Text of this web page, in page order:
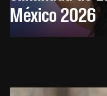
México 2026